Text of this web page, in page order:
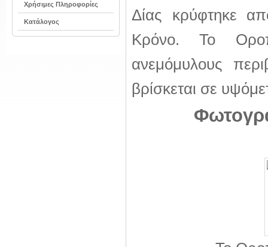
Χρήσιμες Πληροφορίες
Κατάλογος
Δίας κρύφτηκε
Κρόνο. Το
ανεμόμυλους
βρίσκεται σε